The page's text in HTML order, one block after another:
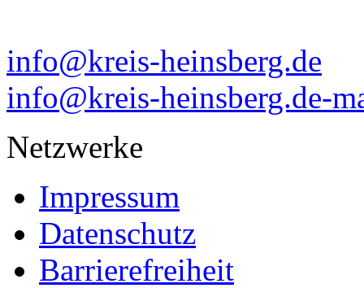
info@kreis-heinsberg.de
info@kreis-heinsberg.de-
Netzwerke
Impressum
Datenschutz
Barrierefreiheit